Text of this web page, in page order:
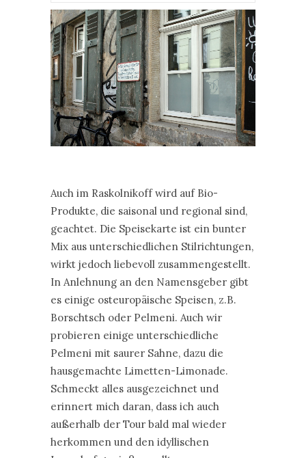
Auch im Raskolnikoff wird auf Bio-
Produkte, die saisonal und regional sind,
geachtet. Die Speisekarte ist ein bunter
Mix aus unterschiedlichen Stilrichtungen,
wirkt jedoch liebevoll zusammengestellt.
In Anlehnung an den Namensgeber gibt
es einige osteuropäische Speisen, z.B.
Borschtsch oder Pelmeni. Auch wir
probieren einige unterschiedliche
Pelmeni mit saurer Sahne, dazu die
hausgemachte Limetten-Limonade.
Schmeckt alles ausgezeichnet und
erinnert mich daran, dass ich auch
außerhalb der Tour bald mal wieder
herkommen und den idyllischen